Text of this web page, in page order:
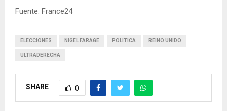
Fuente: France24
ELECCIONES NIGEL FARAGE POLITICA REINO UNIDO
ULTRADERECHA
SHARE 0